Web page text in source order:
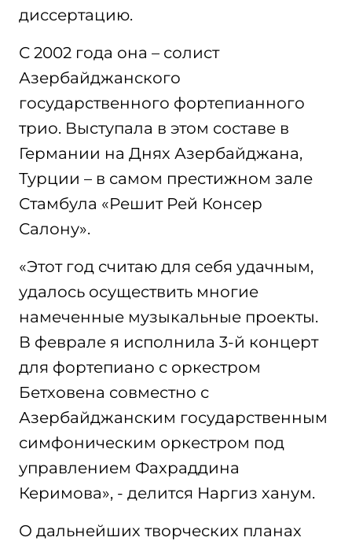
диссертацию.
С 2002 года она – солист
Азербайджанского
государственного фортепианного
трио. Выступала в этом составе в
Германии на Днях Азербайджана,
Турции – в самом престижном зале
Стамбула «Решит Рей Консер
Салону».
«Этот год считаю для себя удачным,
удалось осуществить многие
намеченные музыкальные проекты.
В феврале я исполнила 3-й концерт
для фортепиано с оркестром
Бетховена совместно с
Азербайджанским государственным
симфоническим оркестром под
управлением Фахраддина
Керимова», - делится Наргиз ханум.
О дальнейших творческих планах